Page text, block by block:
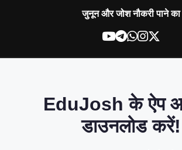
जुनून और जोश नौकरी पाने का
EduJosh के ऐप
डाउनलोड करें!